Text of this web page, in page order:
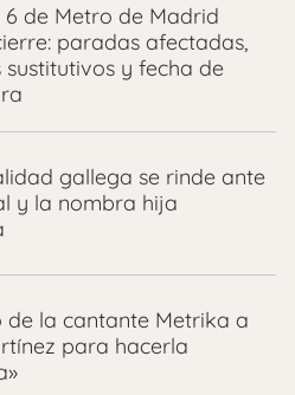
6 de Metro de Madrid
paradas afectadas,
sustitutivos y fecha de
gallega se rinde ante
y la nombra hija
de la cantante Metrika a
para hacerla